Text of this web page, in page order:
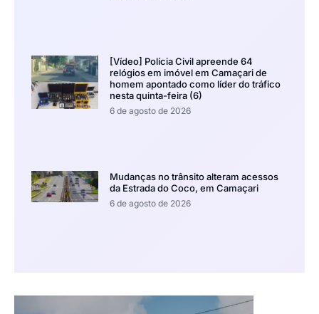
[Vídeo] Polícia Civil apreende 64
relógios em imóvel em Camaçari de
homem apontado como líder do tráfico
nesta quinta-feira (6)
6 de agosto de 2026
Mudanças no trânsito alteram acessos
da Estrada do Coco, em Camaçari
6 de agosto de 2026